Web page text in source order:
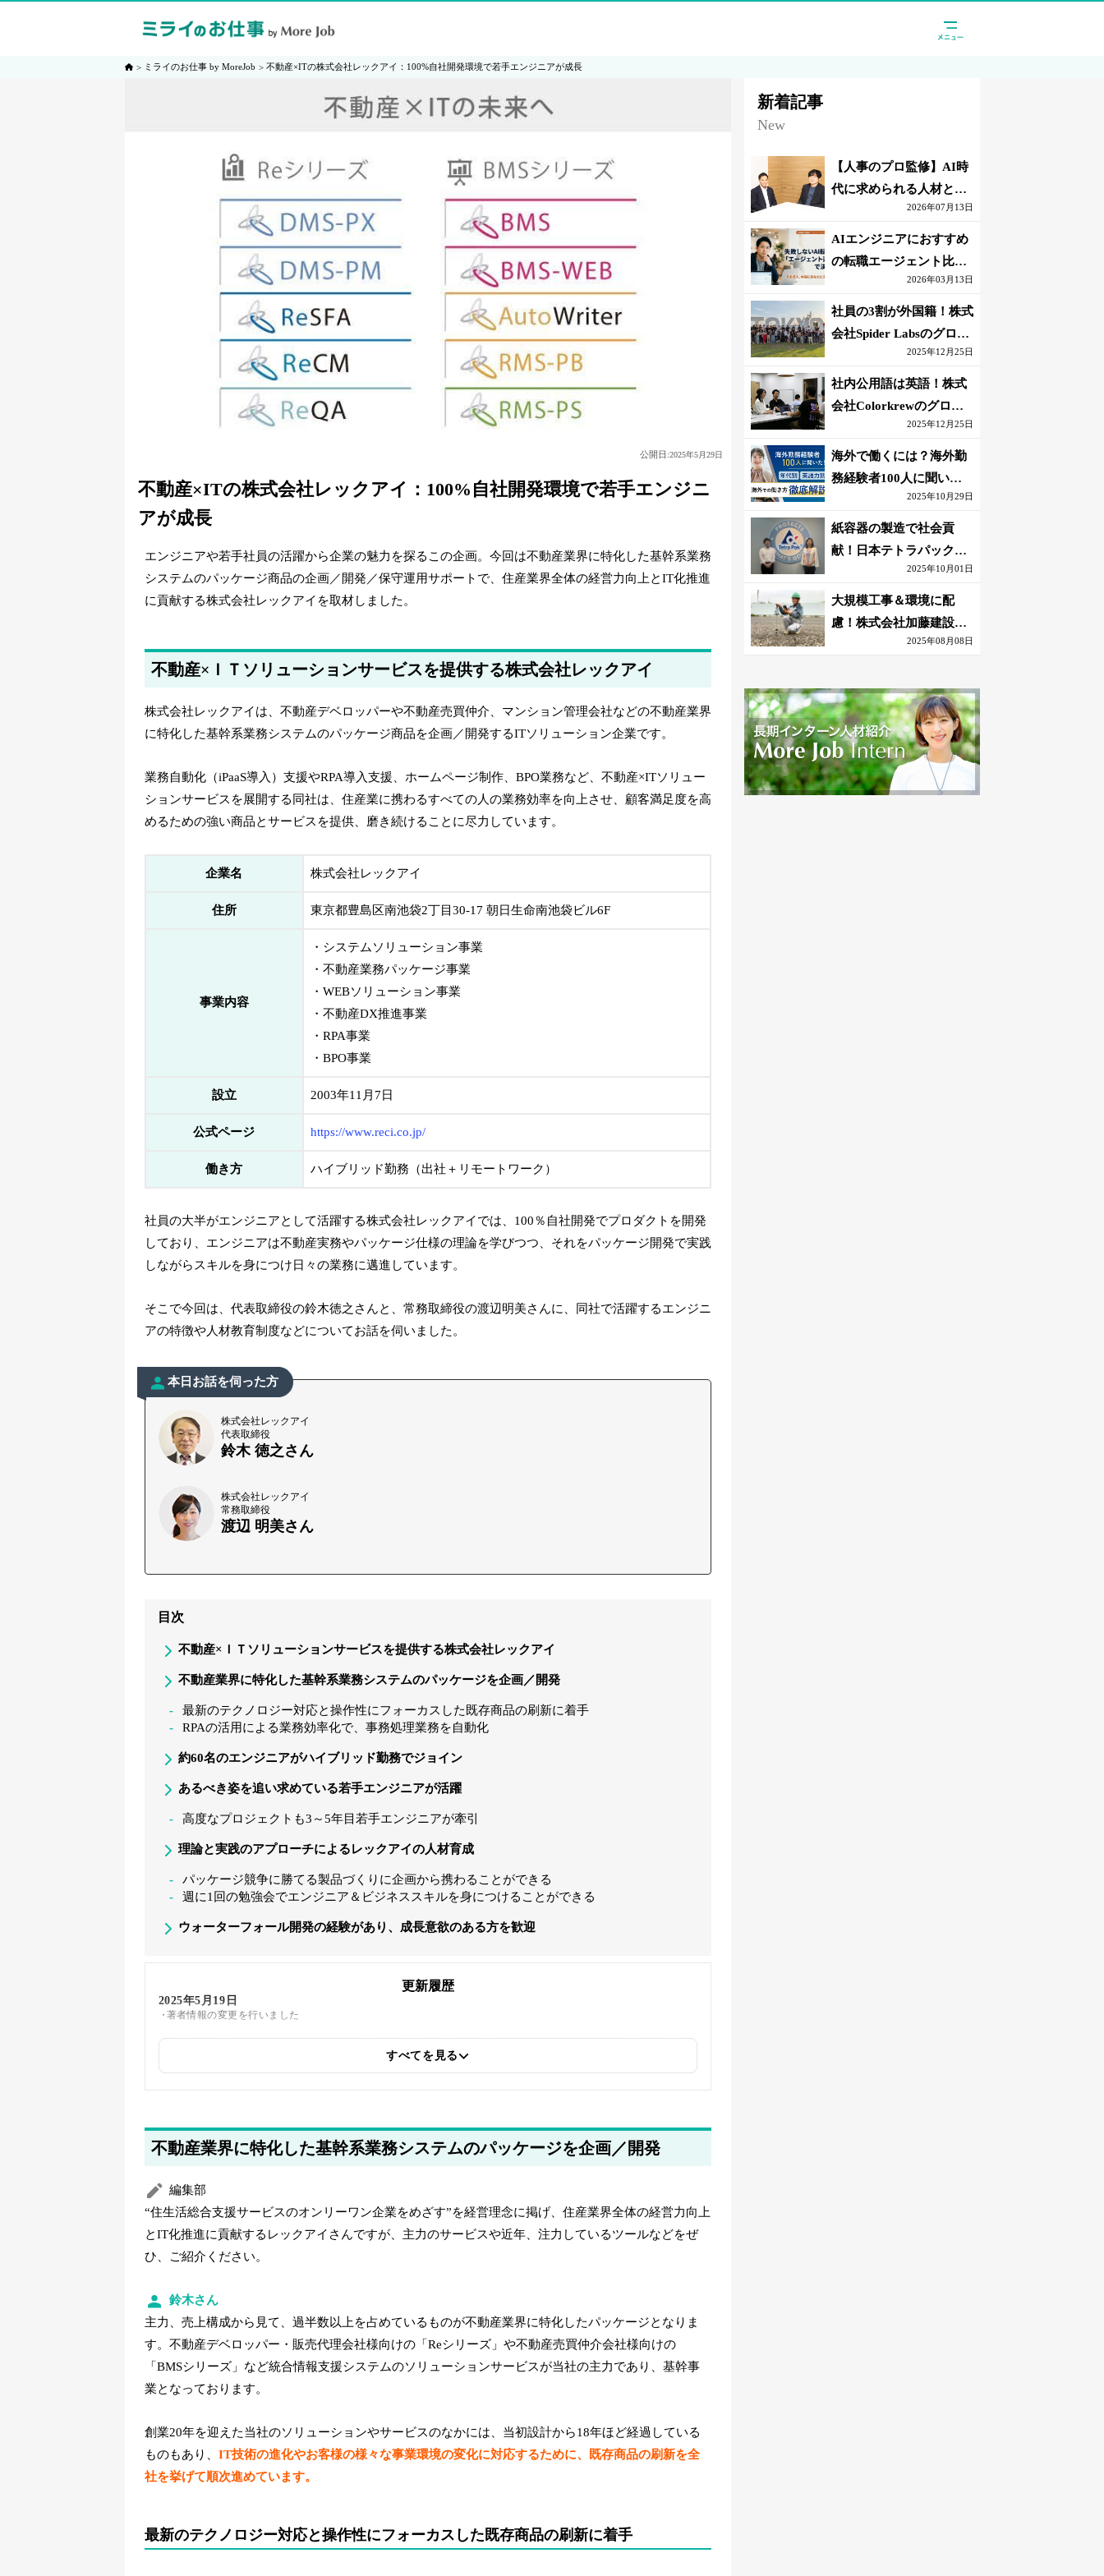
ミライのお仕事 by MoreJob 不動産×ITの株式会社レックアイ：100%自社開発環境で若手エンジニアが成長
公開日:2025年5月29日
不動産×ITの株式会社レックアイ：100%自社開発環境で若手エンジニ
アが成長
エンジニアや若手社員の活躍から企業の魅力を探るこの企画。今回は不動産業界に特化した基幹系業務
システムのパッケージ商品の企画／開発／保守運用サポートで、住産業界全体の経営力向上とIT化推進
に貢献する株式会社レックアイを取材しました。
不動産×ＩＴソリューションサービスを提供する株式会社レックアイ
株式会社レックアイは、不動産デベロッパーや不動産売買仲介、マンション管理会社などの不動産業界
に特化した基幹系業務システムのパッケージ商品を企画／開発するITソリューション企業です。
業務自動化（iPaaS導入）支援やRPA導入支援、ホームページ制作、BPO業務など、不動産×ITソリュー
ションサービスを展開する同社は、住産業に携わるすべての人の業務効率を向上させ、顧客満足度を高
めるための強い商品とサービスを提供、磨き続けることに尽力しています。
企業名 株式会社レックアイ
住所 東京都豊島区南池袋2丁目30-17 朝日生命南池袋ビル6F
事業内容
・システムソリューション事業
・不動産業務パッケージ事業
・WEBソリューション事業
・不動産DX推進事業
・RPA事業
・BPO事業
設立 2003年11月7日
公式ページ https://www.reci.co.jp/
働き方 ハイブリッド勤務（出社＋リモートワーク）
社員の大半がエンジニアとして活躍する株式会社レックアイでは、100％自社開発でプロダクトを開発
しており、エンジニアは不動産実務やパッケージ仕様の理論を学びつつ、それをパッケージ開発で実践
しながらスキルを身につけ日々の業務に邁進しています。
そこで今回は、代表取締役の鈴木徳之さんと、常務取締役の渡辺明美さんに、同社で活躍するエンジニ
アの特徴や人材教育制度などについてお話を伺いました。
本日お話を伺った方
株式会社レックアイ
代表取締役
鈴木 徳之さん
株式会社レックアイ
常務取締役
渡辺 明美さん
目次
不動産×ＩＴソリューションサービスを提供する株式会社レックアイ
不動産業界に特化した基幹系業務システムのパッケージを企画／開発
最新のテクノロジー対応と操作性にフォーカスした既存商品の刷新に着手
RPAの活用による業務効率化で、事務処理業務を自動化
約60名のエンジニアがハイブリッド勤務でジョイン
あるべき姿を追い求めている若手エンジニアが活躍
高度なプロジェクトも3～5年目若手エンジニアが牽引
理論と実践のアプローチによるレックアイの人材育成
パッケージ競争に勝てる製品づくりに企画から携わることができる
週に1回の勉強会でエンジニア＆ビジネススキルを身につけることができる
ウォーターフォール開発の経験があり、成長意欲のある方を歓迎
更新履歴
2025年5月19日
著者情報の変更を行いました
すべてを見る
不動産業界に特化した基幹系業務システムのパッケージを企画／開発
編集部
“住生活総合支援サービスのオンリーワン企業をめざす”を経営理念に掲げ、住産業界全体の経営力向上
とIT化推進に貢献するレックアイさんですが、主力のサービスや近年、注力しているツールなどをぜ
ひ、ご紹介ください。
鈴木さん
主力、売上構成から見て、過半数以上を占めているものが不動産業界に特化したパッケージとなりま
す。不動産デベロッパー・販売代理会社様向けの「Reシリーズ」や不動産売買仲介会社様向けの
「BMSシリーズ」など統合情報支援システムのソリューションサービスが当社の主力であり、基幹事
業となっております。
創業20年を迎えた当社のソリューションやサービスのなかには、当初設計から18年ほど経過している
ものもあり、 IT技術の進化やお客様の様々な事業環境の変化に対応するために、既存商品の刷新を全
社を挙げて順次進めています。
最新のテクノロジー対応と操作性にフォーカスした既存商品の刷新に着手
新着記事
New
【人事のプロ監修】AI時
代に求められる人材と
は？「代替されない人」
の条件
2026年07月13日
AIエンジニアにおすすめ
の転職エージェント比較
｜失敗しない選び方【採
点表つき】
2026年03月13日
社員の3割が外国籍！株式
会社Spider Labsのグロー
2025年12月25日
社内公用語は英語！株式
会社Colorkrewのグロー
バルかつ若手が輝く環境
2025年12月25日
海外で働くには？海外勤
務経験者100人に聞いた
おすすめ職種｜英語話せ
ないOK求人はある？
2025年10月29日
紙容器の製造で社会貢
献！日本テトラパック株
式会社のグローバルな環
境
2025年10月01日
大規模工事＆環境に配
慮！株式会社加藤建設の
若手が語る現場監督の働
2025年08月08日